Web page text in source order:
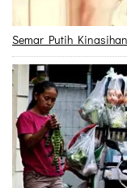
Semar Putih